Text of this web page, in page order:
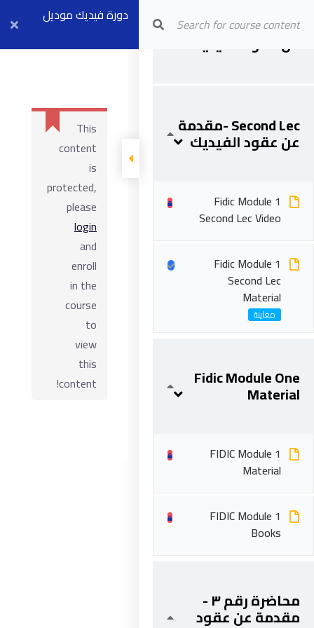
Arab Center for Arbitration
دورة فيديك موديل
١ (مسجلة)
First Lec -مقدمة
عن عقود الفيديك
First & Second Lec
Material
Second Lec -مقدمة
عن عقود الفيديك
Fidic Module 1
Second Lec Video
Fidic Module 1
Second Lec
Material
Fidic Module One
Material
FIDIC Module 1
Material
FIDIC Module 1
Books
محاضرة رقم ٣ -
مقدمة عن عقود
This
content
is
protected,
please
login
and
enroll
in the
course
to
view
this
content!
info@acarea.com.eg